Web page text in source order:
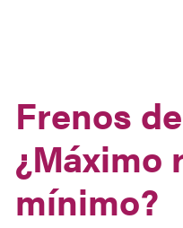
Frenos
¿Máximo
mínimo?